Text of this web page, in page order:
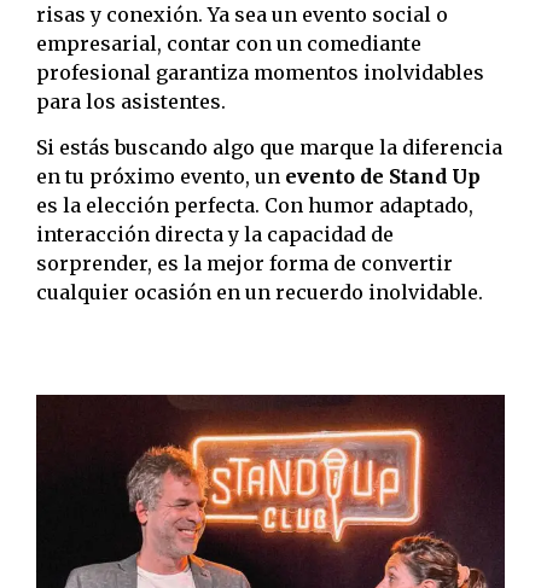
risas y conexión. Ya sea un evento social o
empresarial, contar con un comediante
profesional garantiza momentos inolvidables
para los asistentes.
Si estás buscando algo que marque la diferencia
en tu próximo evento, un evento de Stand Up
es la elección perfecta. Con humor adaptado,
interacción directa y la capacidad de
sorprender, es la mejor forma de convertir
cualquier ocasión en un recuerdo inolvidable.